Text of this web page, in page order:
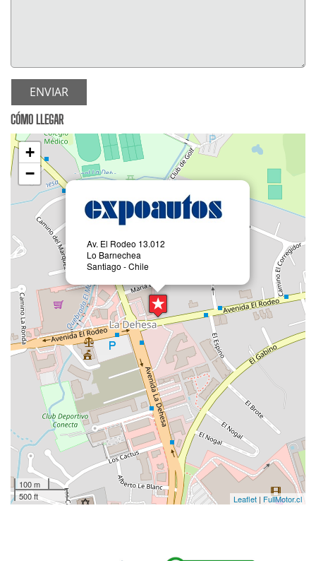
ENVIAR
CÓMO LLEGAR
Av. El Rodeo 13.012
Lo Barnechea
Santiago - Chile
+
−
100 m
500 ft
Leaflet | FullMotor.cl